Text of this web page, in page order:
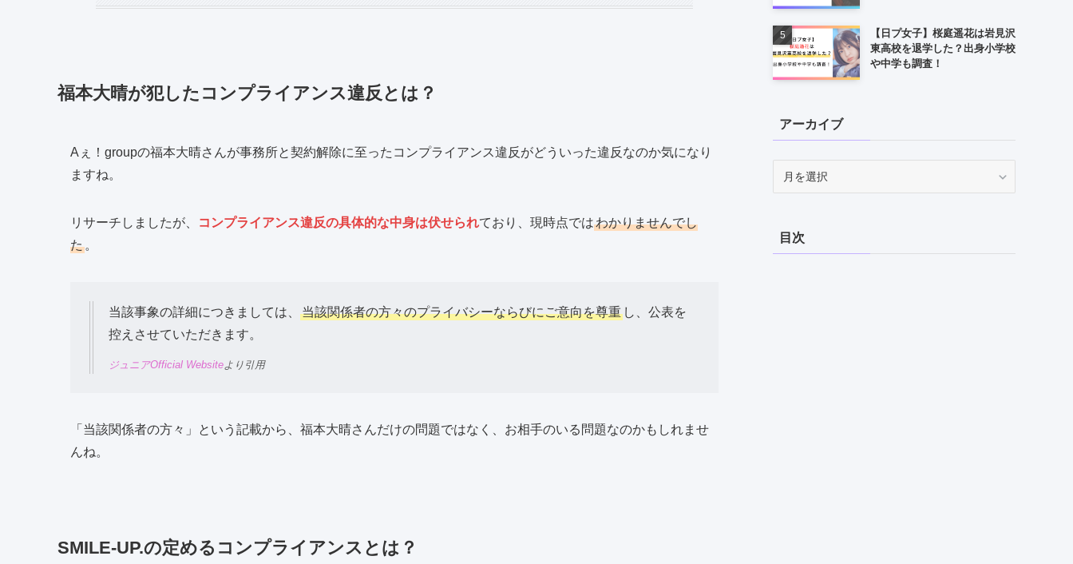
福本大晴が犯したコンプライアンス違反とは？
Aぇ！groupの福本大晴さんが事務所と契約解除に至ったコンプライアンス違反がどういった違反なのか気になり
ますね。
リサーチしましたが、 コンプライアンス違反の具体的な中身は伏せられており、現時点ではわかりませんでし
た 。
当該事象の詳細につきましては、 当該関係者の方々のプライバシーならびにご意向を尊重 し、公表を
控えさせていただきます。
ジュニアOfficial Websiteより引用
「当該関係者の方々」という記載から、福本大晴さんだけの問題ではなく、お相手のいる問題なのかもしれませ
んね。
SMILE-UP.の定めるコンプライアンスとは？
【日プ女子】桜庭遥花は岩見沢
東高校を退学した？出身小学校
や中学も調査！
アーカイブ
ブ目次